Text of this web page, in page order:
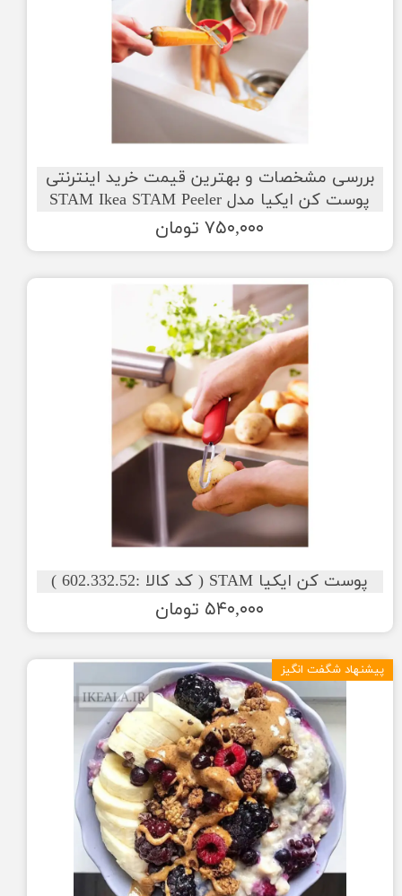
بررسی مشخصات و بهترین قیمت خرید اینترنتی
پوست کن ایکیا مدل STAM Ikea STAM Peeler
۷۵۰,۰۰۰ تومان
پوست کن ایکیا STAM ( کد کالا :602.332.52 )
۵۴۰,۰۰۰ تومان
پیشنهاد شگفت انگیز